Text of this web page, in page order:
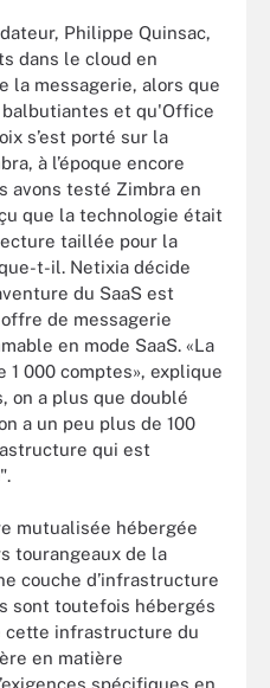
Philippe Quinsac,
dans le cloud en
la messagerie, alors que
et qu'Office
s’est porté sur la
à l’époque encore
avons testé Zimbra en
que la technologie était
taillée pour la
t-il. Netixia décide
du SaaS est
offre de messagerie
en mode SaaS. «La
1 000 comptes», explique
on a plus que doublé
a un peu plus de 100
qui est
mutualisée hébergée
tourangeaux de la
couche d’infrastructure
sont toutefois hébergés
cette infrastructure du
en matière
spécifiques en